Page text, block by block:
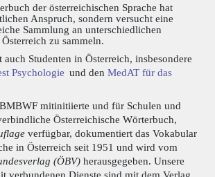
der österreichischen Sprache hat
Anspruch, sondern versucht eine
Sammlung an unterschiedlichen
zu sammeln.
auch Studenten in Österreich, insbesondere
Psychologie und den MedAT für das
mitinitiierte und für Schulen und
Österreichische Wörterbuch,
verfügbar, dokumentiert das Vokabular
in Österreich seit 1951 und wird vom
(ÖBV) herausgegeben. Unsere
verbundenen Dienste sind mit dem Verlag